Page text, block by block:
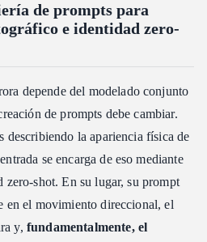
de prompts para
e identidad zero-
depende del modelado conjunto
de prompts debe cambiar.
describiendo la apariencia física de
se encarga de eso mediante
zero-shot. En su lugar, su prompt
en el movimiento direccional, el
y, fundamentalmente, el